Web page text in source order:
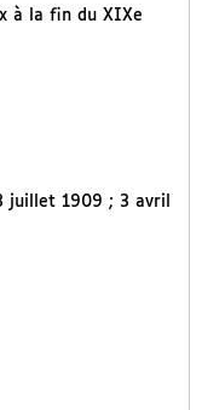
à la fin du XIXe
juillet 1909 ; 3 avril